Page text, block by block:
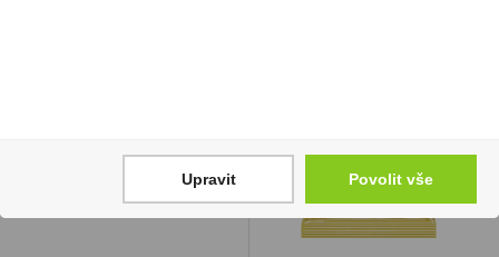
Upravit Povolit vše